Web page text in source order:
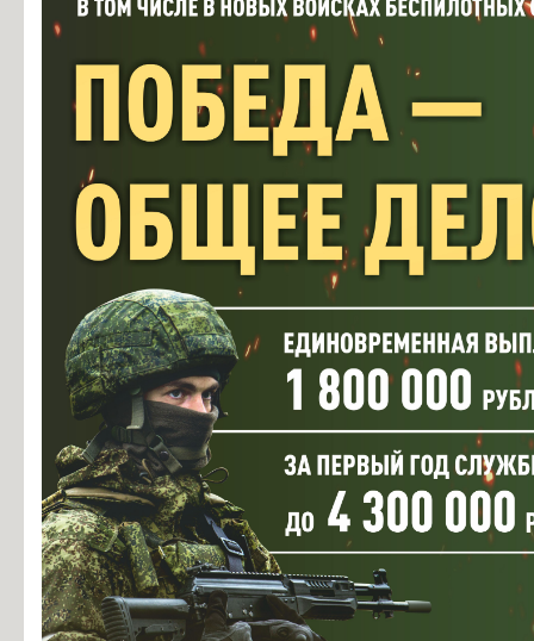
Информация об общежитиях
Заочное отделение
О порядке участия в ЕГЭ
Трудоустройство
Информация о закреплении за каждой группой отдельного
Памятки по безопасности